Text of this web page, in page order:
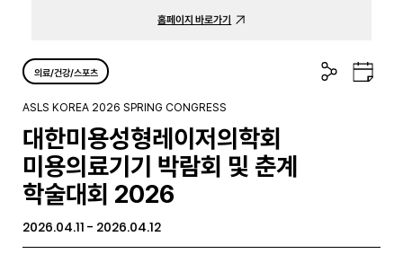
홈페이지 바로가기
의료/건강/스포츠
공
유
구
글
ASLS KOREA 2026 SPRING CONGRESS
대한미용성형레이저의학회
미용의료기기 박람회 및 춘계
학술대회 2026
2026.04.11 - 2026.04.12